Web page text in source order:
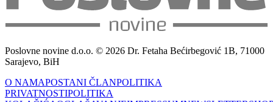
Poslovne novine d.o.o. © 2026 Dr. Fetaha Bećirbegović 1B, 71000
Sarajevo, BiH
O NAMAPOSTANI ČLANPOLITIKA
PRIVATNOSTIPOLITIKA